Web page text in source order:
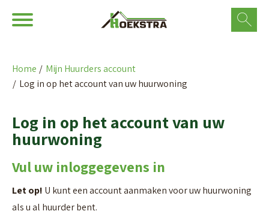
Naar hoofdinhoud
Naar hoofdnavigatiemenu
Naar zoeken
Naar de homepage
Ga naar Hoofd
Home
Mijn Huurders account
Log in op het account van uw huurwoning
Log in op het account van uw
huurwoning
Vul uw inloggegevens in
Let op! U kunt een account aanmaken voor uw huurwoning
als u al huurder bent.